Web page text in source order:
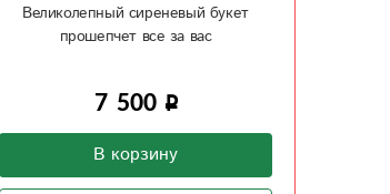
Великолепный сиреневый букет
прошепчет все за вас
7 500
В корзину